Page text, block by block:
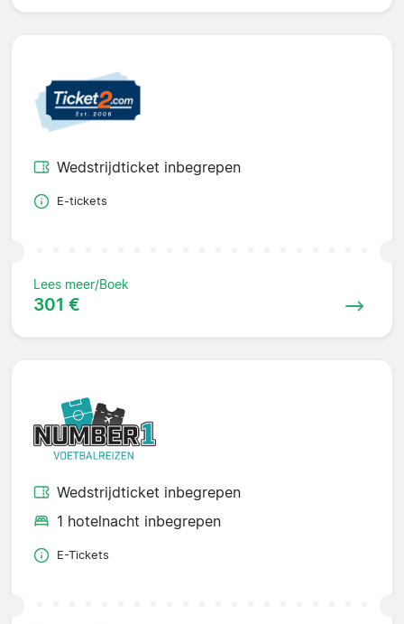
Wedstrijdticket inbegrepen
E-tickets
Lees meer/Boek
301 €
Wedstrijdticket inbegrepen
1 hotelnacht inbegrepen
E-Tickets